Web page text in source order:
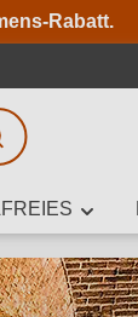
Rabatt.
Suche